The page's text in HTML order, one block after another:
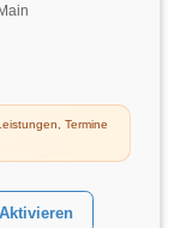
Termine
Aktivieren